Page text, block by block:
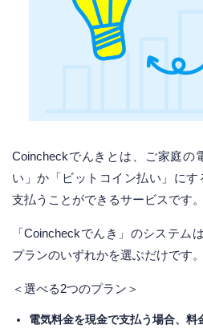
Coincheckでんきとは、ご家庭の
い」か「ビットコイン払い」に
支払うことができるサービスです。
「Coincheckでんき」のシステム
プランのいずれかを選ぶだけです。
＜選べる2つのプラン＞
電気料金を現金で支払う場合、